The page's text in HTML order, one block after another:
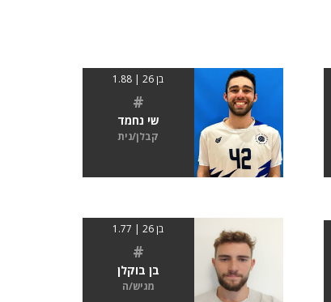
בן 26 | 1.88
#
שי נחמד
קבלן/נית
בן 26 | 1.77
#
בן בוקלן
מגיש/ה